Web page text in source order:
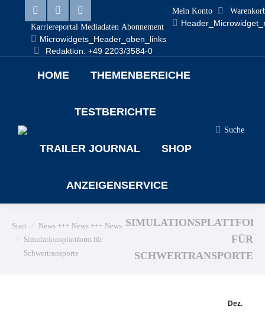
Linkedin
page
Facebook
page
X
page
Karriereportal Mediadaten Abonnement
Microwidgets_Header_oben_links
Redaktion: +49 2203/3584-0
Mein Konto
HOME THEMENBEREICHE
TESTBERICHTE
TRAILER JOURNAL SHOP
ANZEIGENSERVICE
Search:
Suche
Sie befinden sich hier:
Start
News +++ News +++ News
Simulationsplattform für
Schwertransporte
FÜR
SCHWERTRANSPORTE
Dez.